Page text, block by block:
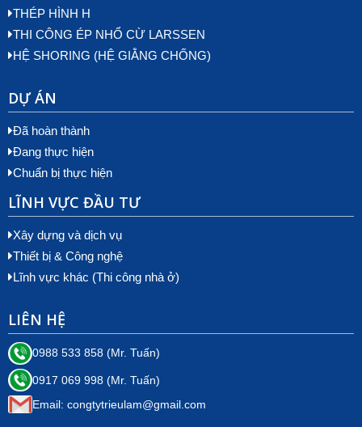
THÉP HÌNH H
THI CÔNG ÉP NHỔ CỪ LARSSEN
HỆ SHORING (HỆ GIẰNG CHỐNG)
DỰ ÁN
Đã hoàn thành
Đang thực hiện
Chuẩn bị thực hiện
LĨNH VỰC ĐẦU TƯ
Xây dựng và dịch vụ
Thiết bị & Công nghệ
Lĩnh vực khác (Thi công nhà ở)
LIÊN HỆ
0988 533 858 (Mr. Tuấn)
0917 069 998 (Mr. Tuấn)
Email: congtytrieulam@gmail.com